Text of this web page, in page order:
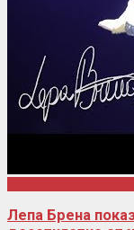
Лепа Брена